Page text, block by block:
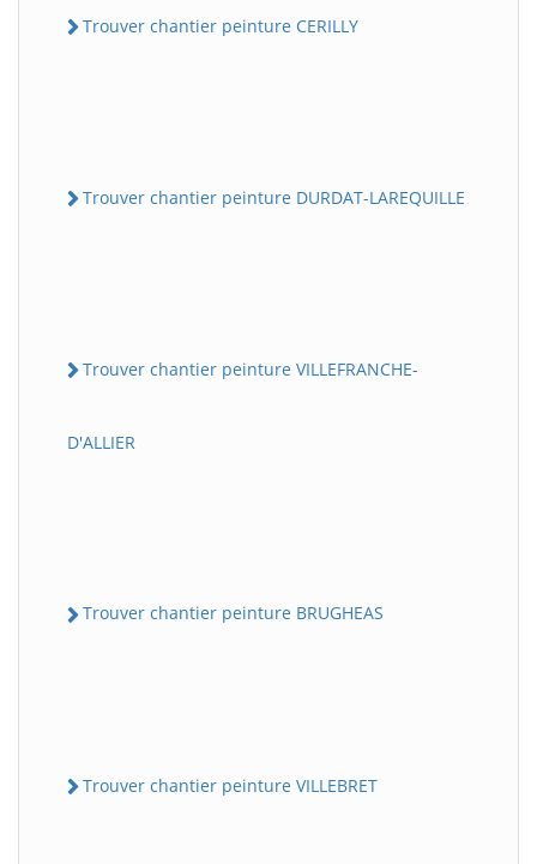
Trouver chantier peinture CERILLY
Trouver chantier peinture DURDAT-LAREQUILLE
Trouver chantier peinture VILLEFRANCHE-
D'ALLIER
Trouver chantier peinture BRUGHEAS
Trouver chantier peinture VILLEBRET